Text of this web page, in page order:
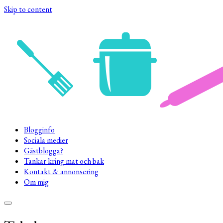
Skip to content
Blogginfo
Sociala medier
Gästblogga?
Tankar kring mat och bak
Kontakt & annonsering
Om mig